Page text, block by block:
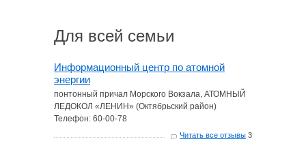
Для всей семьи
Информационный центр по атомной
энергии
понтонный причал Морского Вокзала, АТОМНЫЙ
ЛЕДОКОЛ «ЛЕНИН» (Октябрьский район)
Телефон: 60-00-78
Читать все отзывы 3